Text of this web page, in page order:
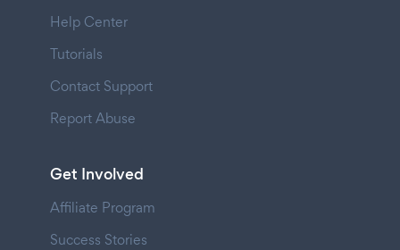
Help Center
Tutorials
Contact Support
Report Abuse
Get Involved
Affiliate Program
Success Stories